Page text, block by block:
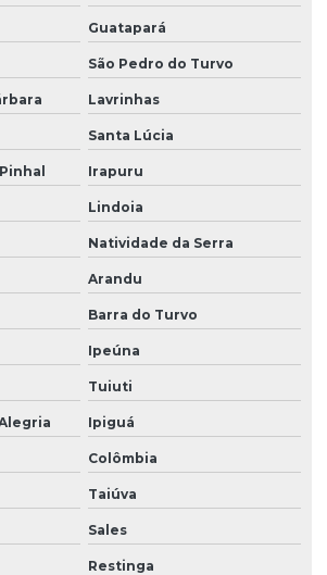
Guatapará
São Pedro do Turvo
Lavrinhas
Santa Lúcia
Irapuru
Lindoia
Natividade da Serra
Arandu
Barra do Turvo
Ipeúna
Tuiuti
Ipiguá
Colômbia
Taiúva
Sales
Restinga